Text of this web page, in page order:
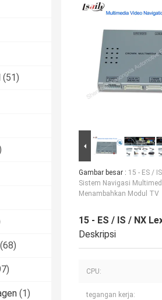
(51)
(68)
(1)
Gambar besar : 15 - ES /
Sistem Navigasi
Menambahkan Modul TV
15 - ES / IS / NX
Deskripsi
CPU:
tegangan kerja: